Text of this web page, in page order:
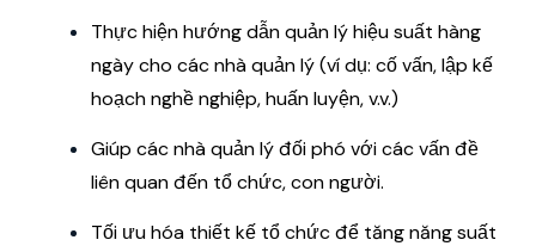
Thực hiện hướng dẫn quản lý hiệu suất hàng
ngày cho các nhà quản lý (ví dụ: cố vấn, lập kế
hoạch nghề nghiệp, huấn luyện, v.v.)
Giúp các nhà quản lý đối phó với các vấn đề
liên quan đến tổ chức, con người.
Tối ưu hóa thiết kế tổ chức để tăng năng suất